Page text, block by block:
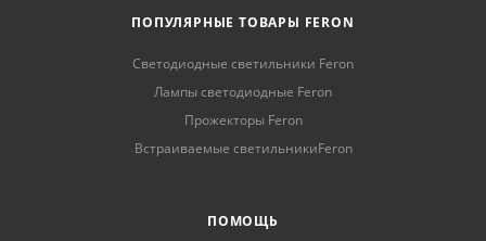
ПОПУЛЯРНЫЕ ТОВАРЫ FERON
Светодиодные светильники Feron
Лампы светодиодные Feron
Прожекторы Feron
Встраиваемые светильникиFeron
ПОМОЩЬ